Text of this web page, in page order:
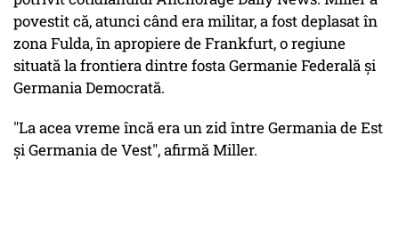
povestit că, atunci când era militar, a fost deplasat în
zona Fulda, în apropiere de Frankfurt, o regiune
situată la frontiera dintre fosta Germanie Federală şi
Germania Democrată.
"La acea vreme încă era un zid între Germania de Est
şi Germania de Vest", afirmă Miller.